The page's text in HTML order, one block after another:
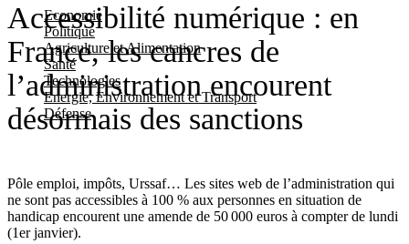
Economie
Politique
Agriculture et Alimentation
Santé
Technologies
Energie, Environnement et Transport
Défense
Accessibilité numérique : en
France, les cancres de
l’administration encourent
désormais des sanctions
Pôle emploi, impôts, Urssaf… Les sites web de l’administration qui
ne sont pas accessibles à 100 % aux personnes en situation de
handicap encourent une amende de 50 000 euros à compter de lundi
(1er janvier).